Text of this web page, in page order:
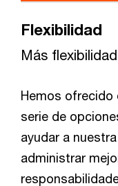
Flexibilidad
Más
Hemos ofrecido
serie de
ayudar a
administrar